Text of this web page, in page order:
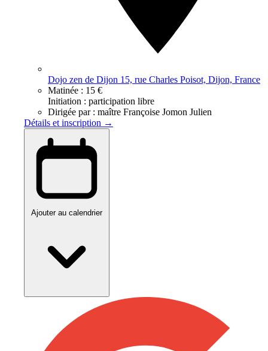
Dojo zen de Dijon 15, rue Charles Poisot, Dijon, France
Matinée : 15 €
Initiation : participation libre
Dirigée par : maître Françoise Jomon Julien
Détails et inscription →
Ajouter au calendrier